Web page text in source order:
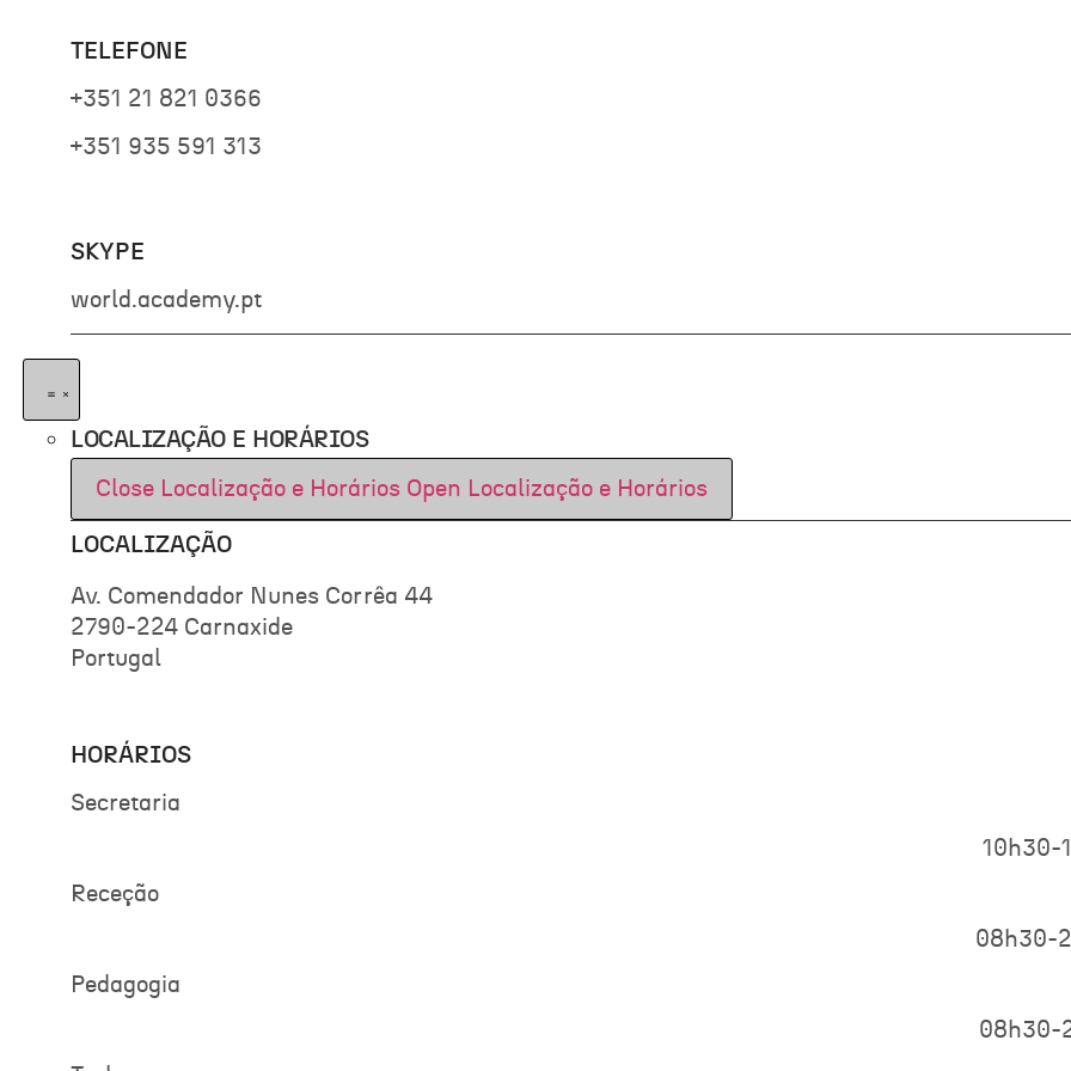
TELEFONE
+351 21 821 0366
+351 935 591 313
SKYPE
world.academy.pt
LOCALIZAÇÃO E HORÁRIOS
Close Localização e Horários Open Localização e Horários
LOCALIZAÇÃO
Av. Comendador Nunes Corrêa 44
2790-224 Carnaxide
Portugal
HORÁRIOS
Secretaria
10h30-
Receção
08h30-
Pedagogia
08h30-